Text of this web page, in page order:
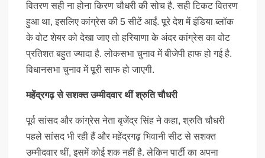
वितरण सही ना होना किरण चौधरी की सोच है. सही टिकट वितरण
हुआ था, इसलिए कांग्रेस की 5 सीटें आईं. पूरे देश में इंडिया ब्लॉक
के वोट शेयर को देखा जाए तो हरियाणा के अंदर कांग्रेस का वोट
प्रतिशत बहुत ज्यादा है. लोकसभा चुनाव में बीजेपी हाफ हो गई है.
विधानसभा चुनाव में पूरी साफ हो जाएगी.
महेंद्रगढ़ से सशक्त उम्मीदवार थीं श्रुति चौधरी
पूर्व सांसद और कांग्रेस नेता बृजेंद्र सिंह ने कहा, श्रुति चौधरी
पहले सांसद भी रही हैं और महेंद्रगढ़ भिवानी सीट से सशक्त
उम्मीदवार थीं, इसमें कोई शक नहीं है. लेकिन पार्टी का अपना